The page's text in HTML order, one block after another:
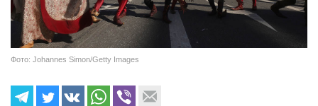
Фото: Johannes Simon/Getty Images